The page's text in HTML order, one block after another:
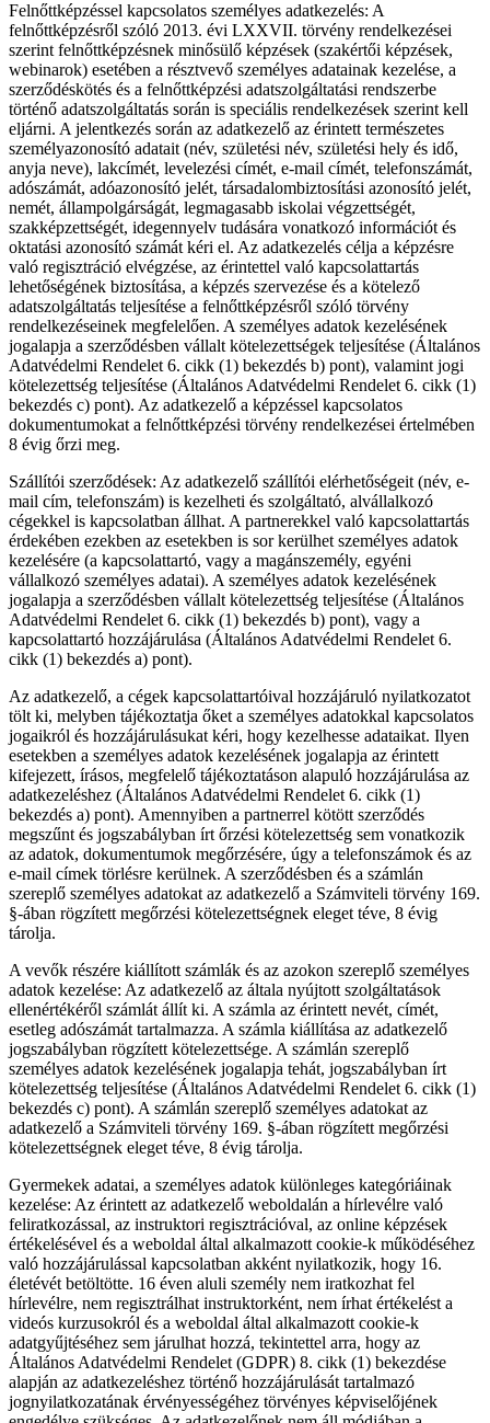
Felnőttképzéssel kapcsolatos személyes adatkezelés: A
felnőttképzésről szóló 2013. évi LXXVII. törvény rendelkezései
szerint felnőttképzésnek minősülő képzések (szakértői képzések,
webinarok) esetében a résztvevő személyes adatainak kezelése, a
szerződéskötés és a felnőttképzési adatszolgáltatási rendszerbe
történő adatszolgáltatás során is speciális rendelkezések szerint kell
eljárni. A jelentkezés során az adatkezelő az érintett természetes
személyazonosító adatait (név, születési név, születési hely és idő,
anyja neve), lakcímét, levelezési címét, e-mail címét, telefonszámát,
adószámát, adóazonosító jelét, társadalombiztosítási azonosító jelét,
nemét, állampolgárságát, legmagasabb iskolai végzettségét,
szakképzettségét, idegennyelv tudására vonatkozó információt és
oktatási azonosító számát kéri el. Az adatkezelés célja a képzésre
való regisztráció elvégzése, az érintettel való kapcsolattartás
lehetőségének biztosítása, a képzés szervezése és a kötelező
adatszolgáltatás teljesítése a felnőttképzésről szóló törvény
rendelkezéseinek megfelelően. A személyes adatok kezelésének
jogalapja a szerződésben vállalt kötelezettségek teljesítése (Általános
Adatvédelmi Rendelet 6. cikk (1) bekezdés b) pont), valamint jogi
kötelezettség teljesítése (Általános Adatvédelmi Rendelet 6. cikk (1)
bekezdés c) pont). Az adatkezelő a képzéssel kapcsolatos
dokumentumokat a felnőttképzési törvény rendelkezései értelmében
8 évig őrzi meg.
Szállítói szerződések: Az adatkezelő szállítói elérhetőségeit (név, e-
mail cím, telefonszám) is kezelheti és szolgáltató, alvállalkozó
cégekkel is kapcsolatban állhat. A partnerekkel való kapcsolattartás
érdekében ezekben az esetekben is sor kerülhet személyes adatok
kezelésére (a kapcsolattartó, vagy a magánszemély, egyéni
vállalkozó személyes adatai). A személyes adatok kezelésének
jogalapja a szerződésben vállalt kötelezettség teljesítése (Általános
Adatvédelmi Rendelet 6. cikk (1) bekezdés b) pont), vagy a
kapcsolattartó hozzájárulása (Általános Adatvédelmi Rendelet 6.
cikk (1) bekezdés a) pont).
Az adatkezelő, a cégek kapcsolattartóival hozzájáruló nyilatkozatot
tölt ki, melyben tájékoztatja őket a személyes adatokkal kapcsolatos
jogaikról és hozzájárulásukat kéri, hogy kezelhesse adataikat. Ilyen
esetekben a személyes adatok kezelésének jogalapja az érintett
kifejezett, írásos, megfelelő tájékoztatáson alapuló hozzájárulása az
adatkezeléshez (Általános Adatvédelmi Rendelet 6. cikk (1)
bekezdés a) pont). Amennyiben a partnerrel kötött szerződés
megszűnt és jogszabályban írt őrzési kötelezettség sem vonatkozik
az adatok, dokumentumok megőrzésére, úgy a telefonszámok és az
e-mail címek törlésre kerülnek. A szerződésben és a számlán
szereplő személyes adatokat az adatkezelő a Számviteli törvény 169.
§-ában rögzített megőrzési kötelezettségnek eleget téve, 8 évig
tárolja.
A vevők részére kiállított számlák és az azokon szereplő személyes
adatok kezelése: Az adatkezelő az általa nyújtott szolgáltatások
ellenértékéről számlát állít ki. A számla az érintett nevét, címét,
esetleg adószámát tartalmazza. A számla kiállítása az adatkezelő
jogszabályban rögzített kötelezettsége. A számlán szereplő
személyes adatok kezelésének jogalapja tehát, jogszabályban írt
kötelezettség teljesítése (Általános Adatvédelmi Rendelet 6. cikk (1)
bekezdés c) pont). A számlán szereplő személyes adatokat az
adatkezelő a Számviteli törvény 169. §-ában rögzített megőrzési
kötelezettségnek eleget téve, 8 évig tárolja.
Gyermekek adatai, a személyes adatok különleges kategóriáinak
kezelése: Az érintett az adatkezelő weboldalán a hírlevélre való
feliratkozással, az instruktori regisztrációval, az online képzések
értékelésével és a weboldal által alkalmazott cookie-k működéséhez
való hozzájárulással kapcsolatban akként nyilatkozik, hogy 16.
életévét betöltötte. 16 éven aluli személy nem iratkozhat fel
hírlevélre, nem regisztrálhat instruktorként, nem írhat értékelést a
videós kurzusokról és a weboldal által alkalmazott cookie-k
adatgyűjtéséhez sem járulhat hozzá, tekintettel arra, hogy az
Általános Adatvédelmi Rendelet (GDPR) 8. cikk (1) bekezdése
alapján az adatkezeléshez történő hozzájárulását tartalmazó
jognyilatkozatának érvényességéhez törvényes képviselőjének